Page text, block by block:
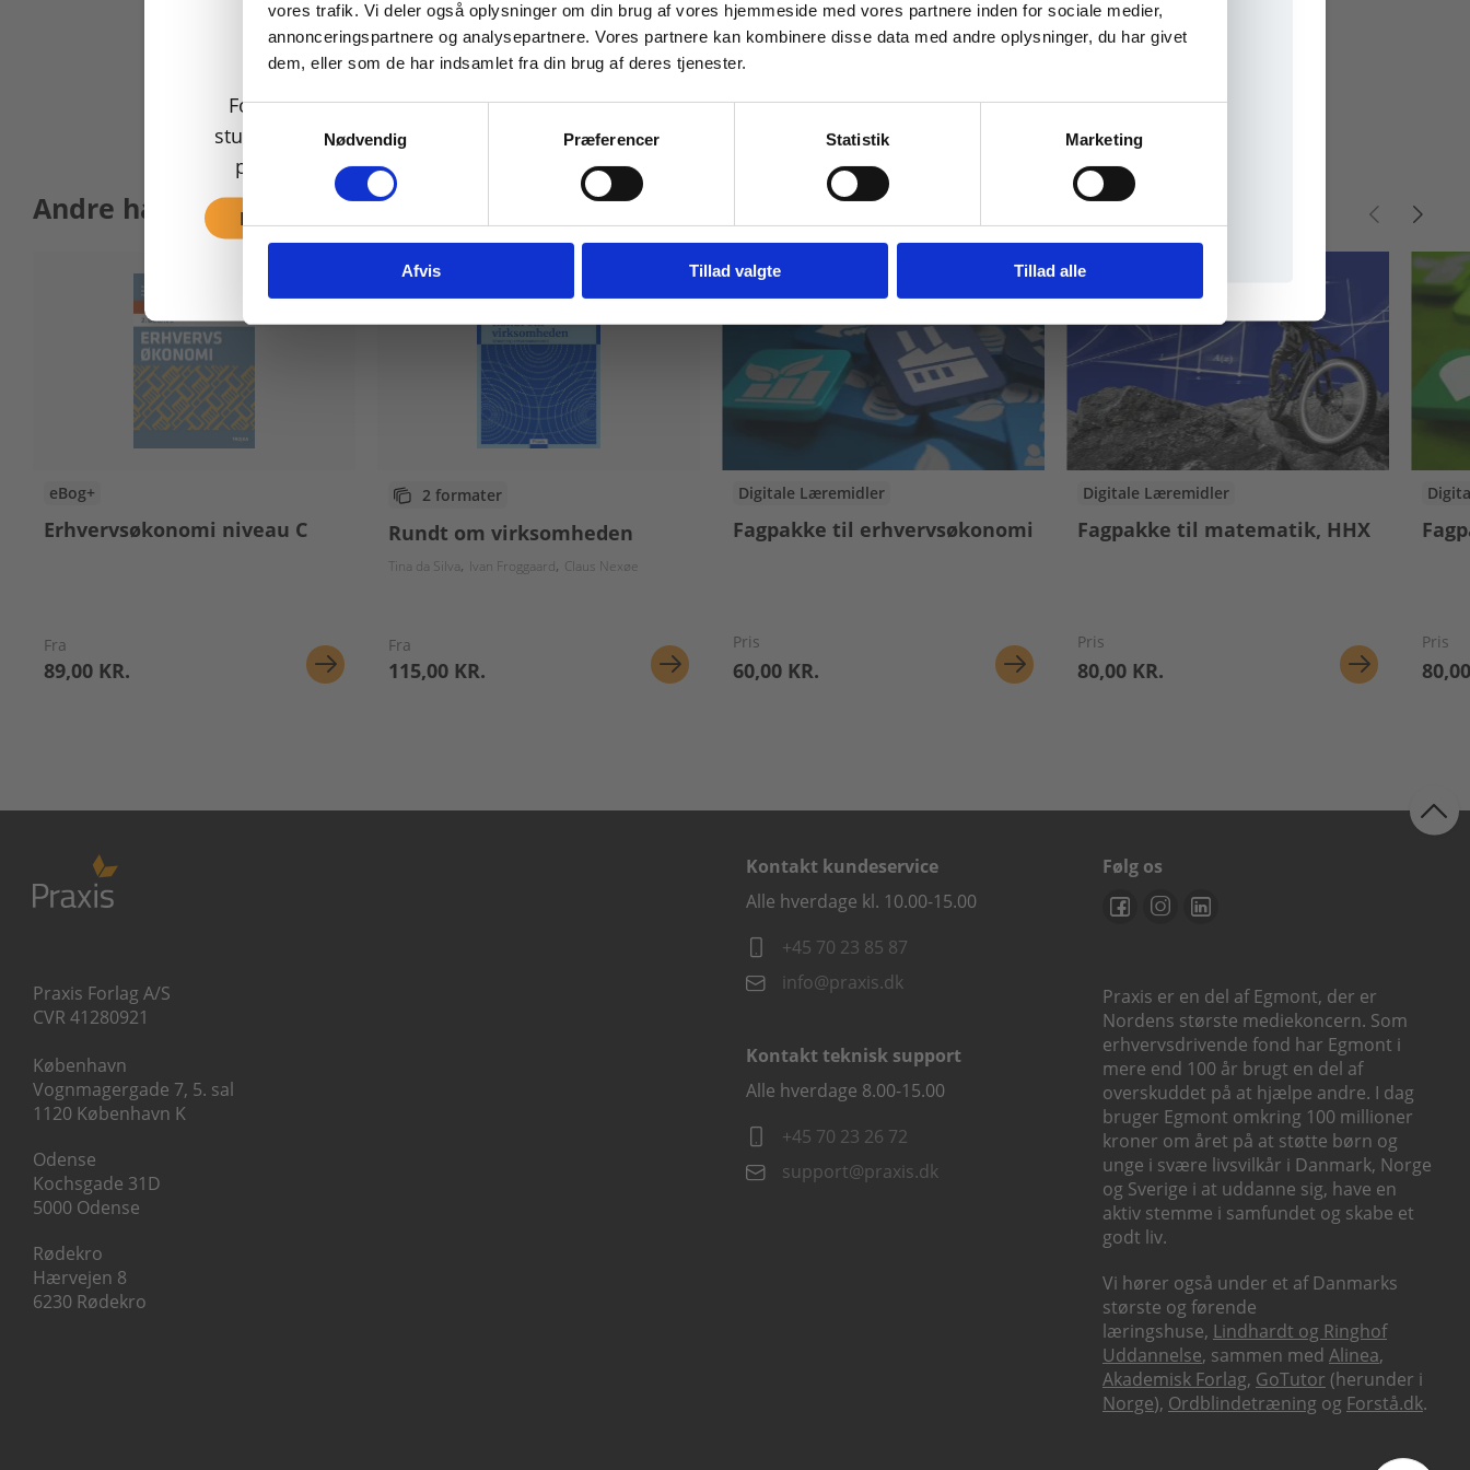
vores trafik. Vi deler også oplysninger om din brug af vores hjemmeside med vores partnere inden for sociale medier,
annonceringspartnere og analysepartnere. Vores partnere kan kombinere disse data med andre oplysninger, du har givet
dem, eller som de har indsamlet fra din brug af deres tjenester.
Samtykkevalg
Nødvendig
Præferencer Statistik Marketing
Afvis Tillad valgte Tillad alle
Andre har også købt
eBog+
Erhvervsøkonomi niveau C
Fra
89,00 KR.
2 formater
Rundt om virksomheden
Tina da Silva Ivan Froggaard Claus Nexøe
Fra
115,00 KR.
Digitale Læremidler
Fagpakke til erhvervsøkonomi
Pris
60,00 KR.
Digitale Læremidler
Fagpakke til matematik, HHX
Pris
80,00 KR.
Pris
Praxis Forlag A/S
CVR 41280921
København
Vognmagergade 7, 5. sal
1120 København K
Odense
Kochsgade 31D
5000 Odense
Rødekro
Hærvejen 8
6230 Rødekro
Kontakt kundeservice
Alle hverdage kl. 10.00-15.00
+45 70 23 85 87
info@praxis.dk
Kontakt teknisk support
Alle hverdage 8.00-15.00
+45 70 23 26 72
support@praxis.dk
Følg os
Praxis er en del af Egmont, der er
Nordens største mediekoncern. Som
erhvervsdrivende fond har Egmont i
mere end 100 år brugt en del af
overskuddet på at hjælpe andre. I dag
bruger Egmont omkring 100 millioner
kroner om året på at støtte børn og
unge i svære livsvilkår i Danmark, Norge
og Sverige i at uddanne sig, have en
aktiv stemme i samfundet og skabe et
godt liv.
Vi hører også under et af Danmarks
største og førende
læringshuse, Lindhardt og Ringhof
Uddannelse, sammen med Alinea,
Akademisk Forlag, GoTutor (herunder i
Norge), Ordblindetræning og Forstå.dk.
For privatkunder og
studerende. Du får vist
priser inkl. moms.
Fortsæt som privat
For institutioner og
virksomheder. Du får
vist priser ekskl. moms.